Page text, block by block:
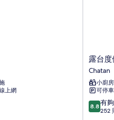
上網
露
台
度
假
村
Chatan
露台
Chatan
小廚房
可停車
8.8
分，
8.8 有
252